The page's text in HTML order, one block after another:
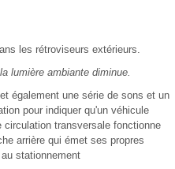
les rétroviseurs extérieurs.
lumière ambiante diminue.
également une série de sons et un
pour indiquer qu'un véhicule
circulation transversale fonctionne
arrière qui émet ses propres
stationnement